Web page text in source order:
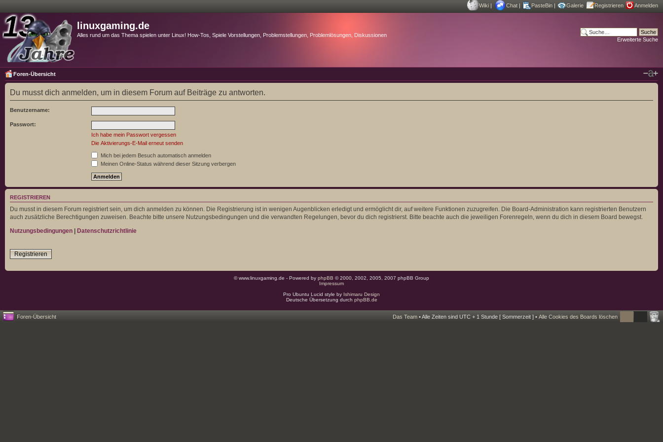
Wiki | Chat | PasteBin | Galerie Registrieren Anmelden
linuxgaming.de
Alles rund um das Thema spielen unter Linux! How-Tos, Spiele Vorstellungen, Problemstellungen, Problemlösungen, Diskussionen
Erweiterte Suche
Foren-Übersicht
Du musst dich anmelden, um in diesem Forum auf Beiträge zu antworten.
Benutzername:
Passwort:
Ich habe mein Passwort vergessen
Die Aktivierungs-E-Mail erneut senden
Mich bei jedem Besuch automatisch anmelden
Meinen Online-Status während dieser Sitzung verbergen
REGISTRIEREN
Du musst in diesem Forum registriert sein, um dich anmelden zu können. Die Registrierung ist in wenigen Augenblicken erledigt und ermöglicht dir, auf weitere Funktionen zuzugreifen. Die Board-Administration kann registrierten Benutzern
auch zusätzliche Berechtigungen zuweisen. Beachte bitte unsere Nutzungsbedingungen und die verwandten Regelungen, bevor du dich registrierst. Bitte beachte auch die jeweiligen Forenregeln, wenn du dich in diesem Board bewegst.
Nutzungsbedingungen | Datenschutzrichtlinie
Registrieren
© www.linuxgaming.de - Powered by phpBB © 2000, 2002, 2005, 2007 phpBB Group
Impressum
Pro Ubuntu Lucid style by Ishimaru Design
Deutsche Übersetzung durch phpBB.de
Foren-Übersicht Das Team • Alle Zeiten sind UTC + 1 Stunde [ Sommerzeit ] • Alle Cookies des Boards löschen